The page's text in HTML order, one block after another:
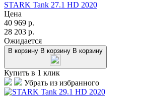
STARK Tank 27.1 HD 2020
Цена
40 969 р.
28 203 р.
Ожидается
В корзину В корзину В корзину
Купить в 1 клик
Убрать из избранного